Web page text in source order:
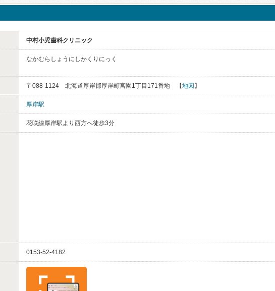
中村小児歯科クリニック
なかむらしょうにしかくりにっく
〒088-1124 北海道厚岸郡厚岸町宮園1丁目171番地 【地図 】
厚岸駅
花咲線厚岸駅より西方へ徒歩3分
0153-52-4182